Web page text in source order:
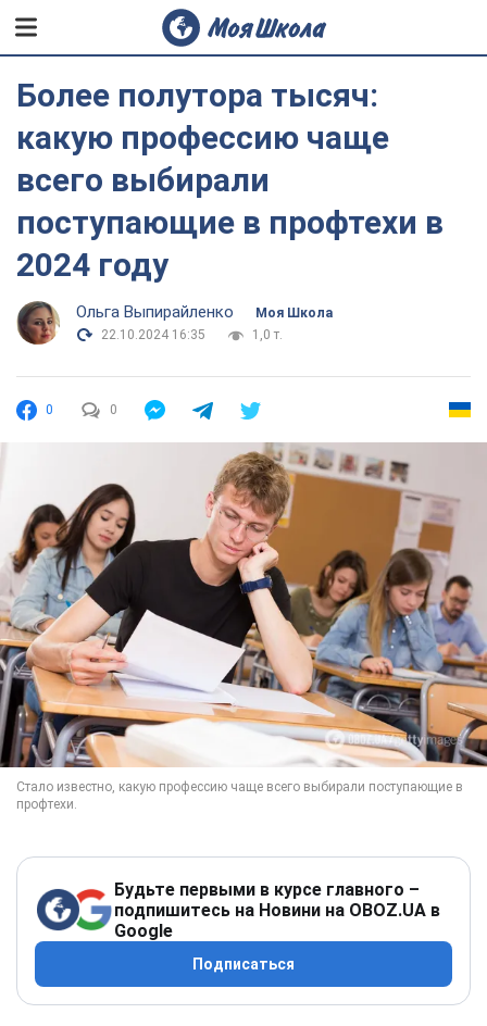
Более полутора тысяч:
какую профессию чаще
всего выбирали
поступающие в профтехи в
2024 году
Ольга Выпирайленко
Моя Школа
22.10.2024 16:35
1,0 т.
0 0
Будьте первыми в курсе главного –
подпишитесь на Новини на OBOZ.UA в
Google
Подписаться